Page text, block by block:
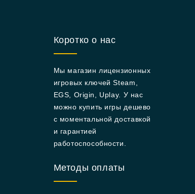
Коротко о нас
Мы магазин лицензионных
игровых ключей Steam,
EGS, Origin, Uplay. У нас
можно купить игры дешево
с моментальной доставкой
и гарантией
работоспособности.
Методы оплаты